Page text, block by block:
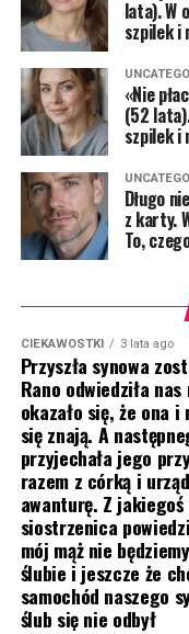
lata). W
szpilek i
«Nie
(52
szpilek i
Długo
z karty.
To,
CIEKAWOSTKI 3 lata ago
Przyszła synowa
Rano odwiedziła
okazało się, że ona
się znają. A
przyjechała jego
razem z córką i
awanturę. Z jakiegoś
siostrzenica
mój mąż nie
ślubie i jeszcze że
samochód naszego
ślub się nie odbył